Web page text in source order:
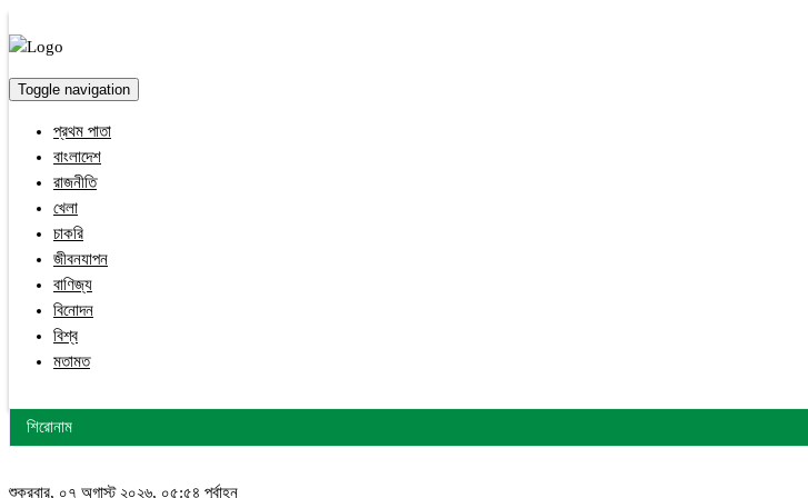
Toggle navigation
প্রথম পাতা
বাংলাদেশ
রাজনীতি
খেলা
চাকরি
জীবনযাপন
বাণিজ্য
বিনোদন
বিশ্ব
মতামত
শিরোনাম
শুক্রবার, ০৭ অগাস্ট ২০২৬, ০৫:৫৪ পূর্বাহ্ন